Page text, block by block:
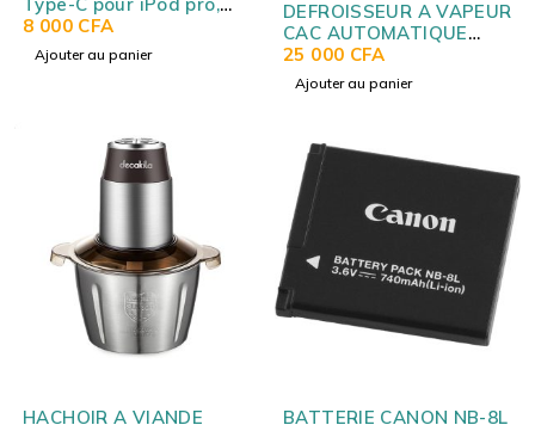
MAC et Android D-118 -
USB-C SD CARD READER
D-118
8 000 CFA
Ajouter au panier
DEFROISSEUR A VAPEUR
CAC AUTOMATIQUE
CA820897
25 000 CFA
Ajouter au panier
HACHOIR A VIANDE
BATTERIE CANON NB-8L